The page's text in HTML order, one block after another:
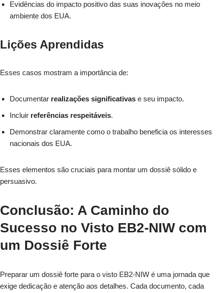
Evidências do impacto positivo das suas inovações no meio
ambiente dos EUA.
Lições Aprendidas
Esses casos mostram a importância de:
Documentar realizações significativas e seu impacto.
Incluir referências respeitáveis.
Demonstrar claramente como o trabalho beneficia os interesses
nacionais dos EUA.
Esses elementos são cruciais para montar um dossiê sólido e
persuasivo.
Conclusão: A Caminho do
Sucesso no Visto EB2-NIW com
um Dossiê Forte
Preparar um dossiê forte para o visto EB2-NIW é uma jornada que
exige dedicação e atenção aos detalhes. Cada documento, cada